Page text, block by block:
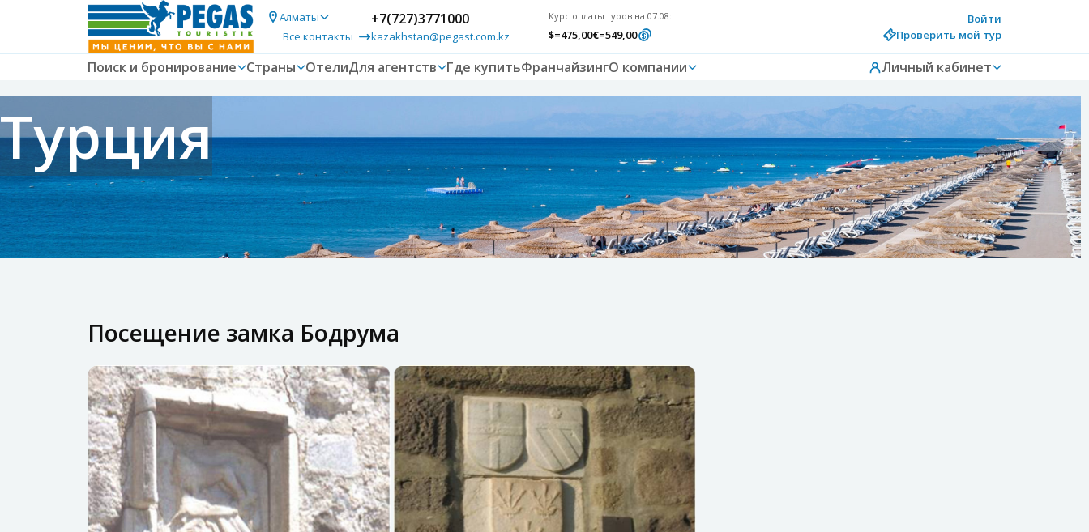
Алматы
Все контакты
+7(727)3771000
kazakhstan@pegast.com.kz
Курс оплаты туров на 07.08:
$=475,00€=549,00
Войти
Проверить мой тур
Поиск и бронирование Страны ОтелиДля агентств Где купитьФранчайзингО компании Личный кабинет
Турция
Посещение замка Бодрума